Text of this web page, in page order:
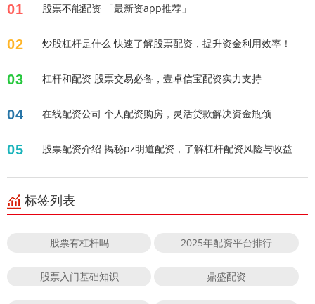
01 股票不能配资 「最新资app推荐」
02 炒股杠杆是什么 快速了解股票配资，提升资金利用效率！
03 杠杆和配资 股票交易必备，壹卓信宝配资实力支持
04 在线配资公司 个人配资购房，灵活贷款解决资金瓶颈
05 股票配资介绍 揭秘pz明道配资，了解杠杆配资风险与收益
标签列表
股票有杠杆吗 2025年配资平台排行
股票入门基础知识 鼎盛配资